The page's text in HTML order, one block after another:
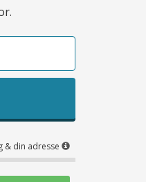
i alt en
& din adresse